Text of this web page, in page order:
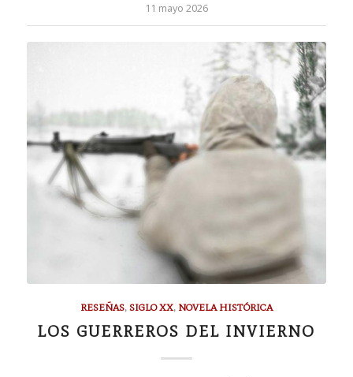
11 mayo 2026
RESEÑAS, SIGLO XX, NOVELA HISTÓRICA
LOS GUERREROS DEL INVIERNO